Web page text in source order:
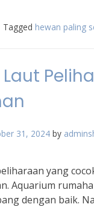
Tagged hewan paling
Laut
31, 2024 by
yang
Aquarium
dengan baik.